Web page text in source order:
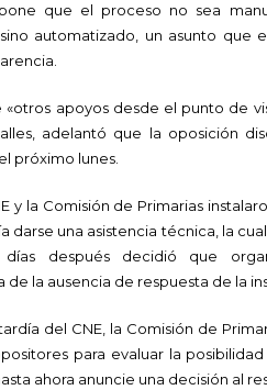
que el proceso no sea
automatizado, un asunto que
apoyos desde el punto de
adelantó que la oposición
próximo lunes.
y la Comisión de Primarias
darse una asistencia técnica, la
después decidió que
de la ausencia de respuesta de la
del CNE, la Comisión de
para evaluar la
ahora anuncie una decisión al